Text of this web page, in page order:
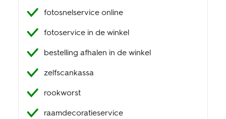
klantenservice
fotosnelservice online
fotoservice in de winkel
bestelling afhalen in de winkel
zelfscankassa
rookworst
raamdecoratieservice